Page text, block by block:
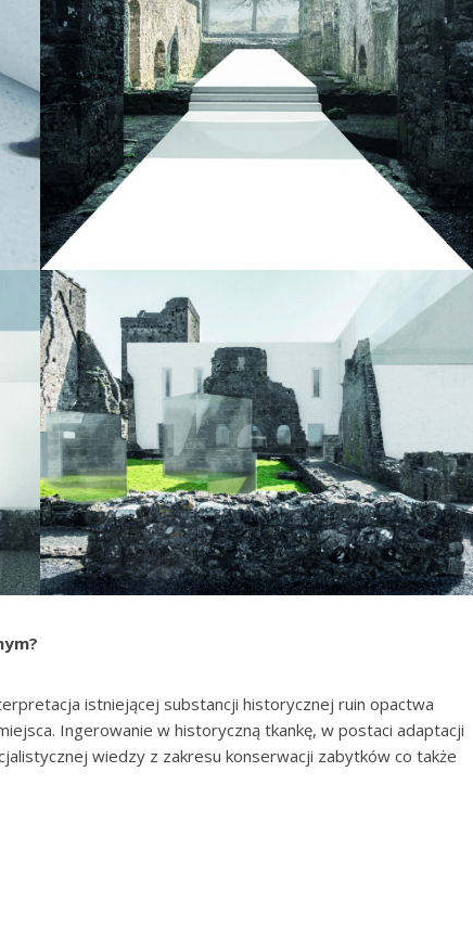
istniejącej substancji historycznej ruin opactwa
Ingerowanie w historyczną tkankę, w postaci adaptacji
wiedzy z zakresu konserwacji zabytków co także